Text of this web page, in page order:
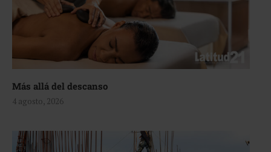
Más allá del descanso
4 agosto, 2026